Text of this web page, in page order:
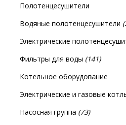
Полотенцесушители
Водяные полотенцесушители
Электрические
Фильтры для воды (141)
Котельное оборудование
Электрические и газовые
Насосная группа (73)